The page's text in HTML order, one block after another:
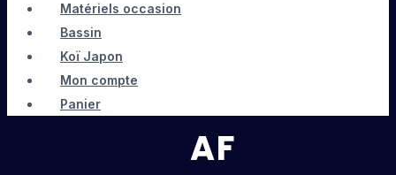
Matériels occasion
Bassin
Koï Japon
Mon compte
Panier
AF